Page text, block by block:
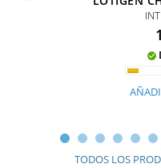

TODOS LOS